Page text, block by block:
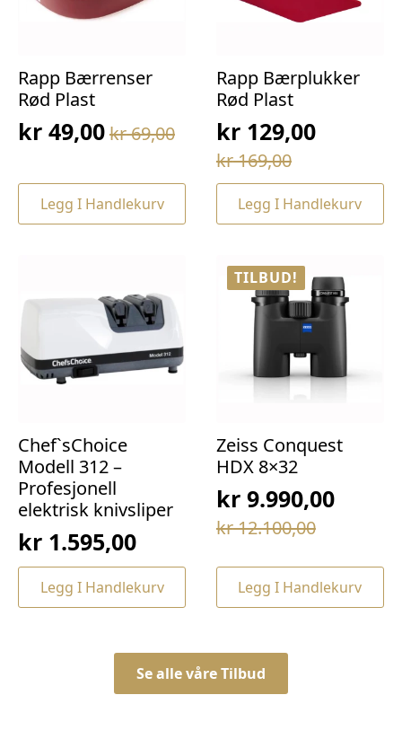
Rapp Bærrenser
Rød Plast
kr69,00
Opprinnelig
var:
kr 69,00.
kr 49,00
Nåværende
er:
kr 49,00.
Legg I Handlekurv
Rapp Bærplukker
Rød Plast
kr169,00
Opprinnelig
pris
var:
kr129,00
Nåværende
pris
er:Legg I Handlekurv
Chef`sChoice
Modell 312 –
Profesjonell
elektrisk knivsliper
kr 1.595,00
Legg I Handlekurv
TILBUD!
Zeiss Conquest
HDX 8×32
kr12.100,00
Opprinnelig
var:
kr 12.100,00.
kr9.990,00
Nåværende
er:
kr 9.990,00.
Legg I Handlekurv
Se alle våre Tilbud